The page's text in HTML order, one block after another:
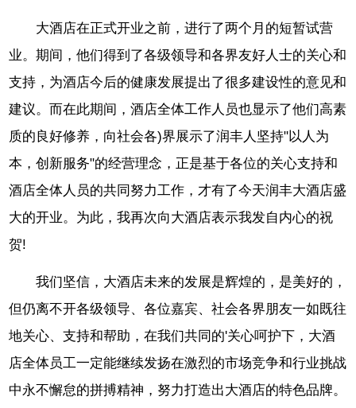
大酒店在正式开业之前，进行了两个月的短暂试营
业。期间，他们得到了各级领导和各界友好人士的关心和
支持，为酒店今后的健康发展提出了很多建设性的意见和
建议。而在此期间，酒店全体工作人员也显示了他们高素
质的良好修养，向社会各)界展示了润丰人坚持"以人为
本，创新服务"的经营理念，正是基于各位的关心支持和
酒店全体人员的共同努力工作，才有了今天润丰大酒店盛
大的开业。为此，我再次向大酒店表示我发自内心的祝
贺!
我们坚信，大酒店未来的发展是辉煌的，是美好的，
但仍离不开各级领导、各位嘉宾、社会各界朋友一如既往
地关心、支持和帮助，在我们共同的'关心呵护下，大酒
店全体员工一定能继续发扬在激烈的市场竞争和行业挑战
中永不懈怠的拼搏精神，努力打造出大酒店的特色品牌。